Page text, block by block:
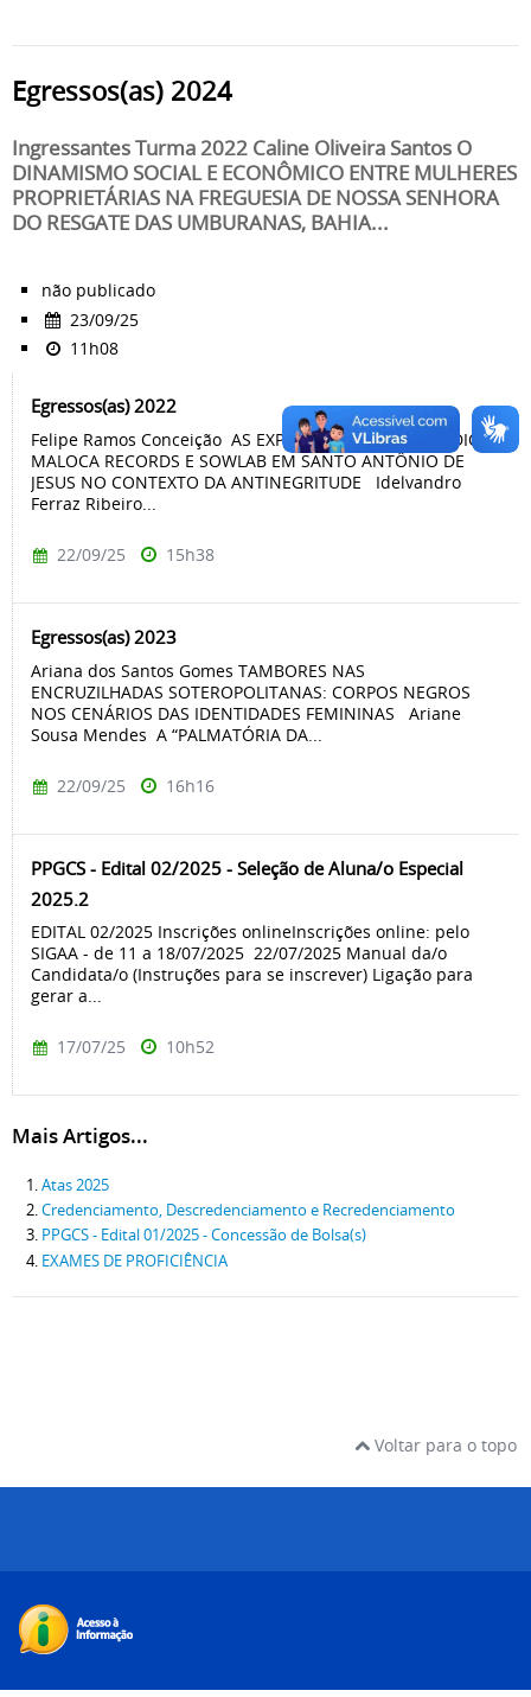
Egressos(as) 2024
Ingressantes Turma 2022 Caline Oliveira Santos O
DINAMISMO SOCIAL E ECONÔMICO ENTRE MULHERES
PROPRIETÁRIAS NA FREGUESIA DE NOSSA SENHORA
DO RESGATE DAS UMBURANAS, BAHIA...
não publicado
23/09/25
11h08
Egressos(as) 2022
Felipe Ramos Conceição AS EXPERIÊNCIAS DOS ESTÚDIOS
MALOCA RECORDS E SOWLAB EM SANTO ANTÔNIO DE
JESUS NO CONTEXTO DA ANTINEGRITUDE Idelvandro
Ferraz Ribeiro...
22/09/25 15h38
Egressos(as) 2023
Ariana dos Santos Gomes TAMBORES NAS
ENCRUZILHADAS SOTEROPOLITANAS: CORPOS NEGROS
NOS CENÁRIOS DAS IDENTIDADES FEMININAS Ariane
Sousa Mendes A “PALMATÓRIA DA...
22/09/25 16h16
PPGCS - Edital 02/2025 - Seleção de Aluna/o Especial
2025.2
EDITAL 02/2025 Inscrições onlineInscrições online: pelo
SIGAA - de 11 a 18/07/2025 22/07/2025 Manual da/o
Candidata/o (Instruções para se inscrever) Ligação para
gerar a...
17/07/25 10h52
Mais Artigos...
Atas 2025
Credenciamento, Descredenciamento e Recredenciamento
PPGCS - Edital 01/2025 - Concessão de Bolsa(s)
EXAMES DE PROFICIÊNCIA
Voltar para o topo